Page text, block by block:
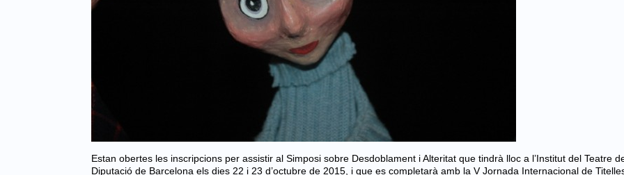
Estan obertes les inscripcions per assistir al Simposi sobre Desdoblament i Alteritat que tindrà lloc a l’Institut del Teatre
Diputació de Barcelona els dies 22 i 23 d’octubre de 2015, i que es completarà amb la V Jornada Internacional de